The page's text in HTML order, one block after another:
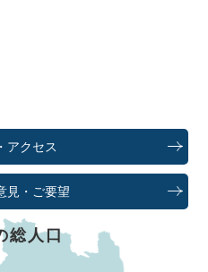
アクセス
見・ご要望
総人口